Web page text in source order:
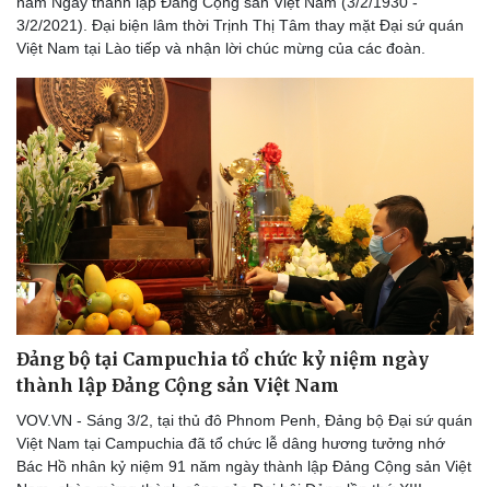
3/2/2021). Đại biện lâm thời Trịnh Thị Tâm thay mặt Đại sứ quán
Việt Nam tại Lào tiếp và nhận lời chúc mừng của các đoàn.
Đảng bộ tại Campuchia tổ chức kỷ niệm ngày
thành lập Đảng Cộng sản Việt Nam
VOV.VN - Sáng 3/2, tại thủ đô Phnom Penh, Đảng bộ Đại sứ quán
Việt Nam tại Campuchia đã tổ chức lễ dâng hương tưởng nhớ
Bác Hồ nhân kỷ niệm 91 năm ngày thành lập Đảng Cộng sản Việt